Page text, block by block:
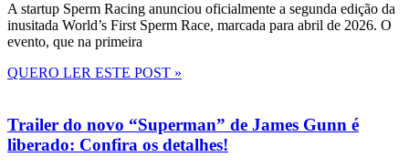
A startup Sperm Racing anunciou oficialmente a segunda edição da
inusitada World’s First Sperm Race, marcada para abril de 2026. O
evento, que na primeira
QUERO LER ESTE POST »
Trailer do novo “Superman” de James Gunn é
liberado: Confira os detalhes!